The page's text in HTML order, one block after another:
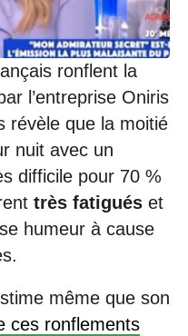
ronflent la
l’entreprise Oniris
révèle que la moitié
nuit avec un
difficile pour 70 %
très fatigués et
humeur à cause
même que son
ces ronflements